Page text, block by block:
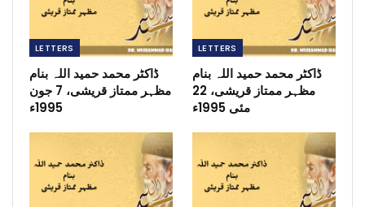
LETTERS
ڈاکٹر محمد حمید اللہ بنام
مظہر ممتاز قریشی، 7 جون
1995ء
LETTERS
ڈاکٹر محمد حمید اللہ بنام
مظہر ممتاز قریشی، 22
مئی 1995ء